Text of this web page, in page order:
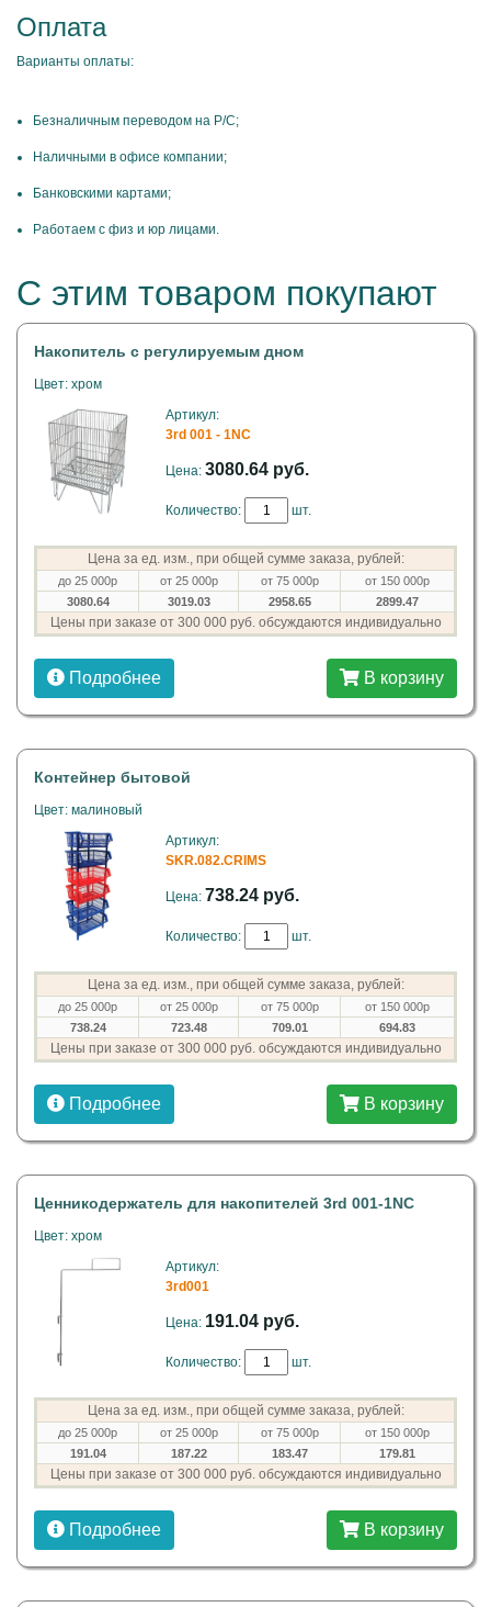
Оплата
Варианты оплаты:
Безналичным переводом на Р/С;
Наличными в офисе компании;
Банковскими картами;
Работаем с физ и юр лицами.
С этим товаром покупают
Накопитель с регулируемым дном
Цвет: хром
Артикул:
3rd 001 - 1NC
Цена: 3080.64 руб.
Количество: шт.
Цена за ед. изм., при общей сумме заказа, рублей:
до 25 000р от 25 000р от 75 000р
от 150 000р
3080.64
3019.03 2958.65 2899.47
Цены при заказе от 300 000 руб. обсуждаются индивидуально
Подробнее В корзину
Контейнер бытовой
Цвет: малиновый
Артикул:
SKR.082.CRIMS
Цена: 738.24 руб.
Количество: шт.
Цена за ед. изм., при общей сумме заказа, рублей:
до 25 000р от 25 000р от 75 000р
от 150 000р
738.24
723.48 709.01 694.83
Цены при заказе от 300 000 руб. обсуждаются индивидуально
Подробнее В корзину
Ценникодержатель для накопителей 3rd 001-1NC
Цвет: хром
Артикул:
3rd001
Цена: 191.04 руб.
Количество: шт.
Цена за ед. изм., при общей сумме заказа, рублей:
до 25 000р от 25 000р от 75 000р
от 150 000р
191.04
187.22 183.47 179.81
Цены при заказе от 300 000 руб. обсуждаются индивидуально
Подробнее В корзину